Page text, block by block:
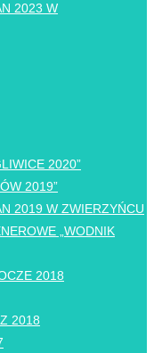
2023 W
2020”
2019”
2019 W ZWIERZYŃCU
„WODNIK
2018
2018